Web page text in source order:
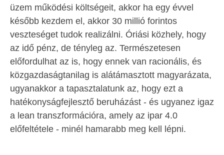
üzem működési költségeit, akkor ha egy évvel
később kezdem el, akkor 30 millió forintos
veszteséget tudok realizálni. Óriási közhely, hogy
az idő pénz, de tényleg az. Természetesen
előfordulhat az is, hogy ennek van racionális, és
közgazdaságtanilag is alátámasztott magyarázata,
ugyanakkor a tapasztalatunk az, hogy ezt a
hatékonyságfejlesztő beruházást - és ugyanez igaz
a lean transzformációra, amely az ipar 4.0
előfeltétele - minél hamarabb meg kell lépni.